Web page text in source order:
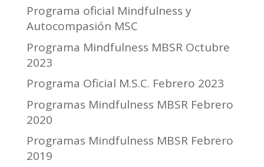
Programa oficial Mindfulness y
Autocompasión MSC
Programa Mindfulness MBSR Octubre
2023
Programa Oficial M.S.C. Febrero 2023
Programas Mindfulness MBSR Febrero
2020
Programas Mindfulness MBSR Febrero
2019